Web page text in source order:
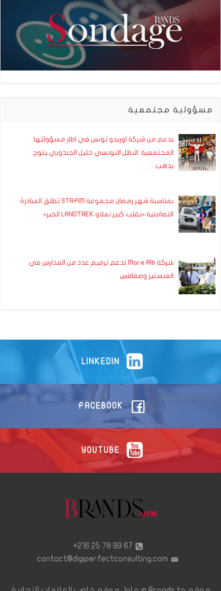
مسؤولية مجتمعية
بدعم من شركة اوريدو تونس في اطار مسؤولتها
المجتمعية: البطل التونسي خليل الجندوبي يتوج
بذهب…
بمناسبة شهر رمضان مجموعة STAFIM تطلق المبادرة
التضامنية «بقلب كبير نملاو LANDTREK الخير»
شركة Mare Alb تدعم ترميم عدد من المدارس في
المنستير وصفاقس
LINKEDIN
FACEBOOK
YOUTUBE
67 99 78 25 216+
contact@digiperfectconsulting.com